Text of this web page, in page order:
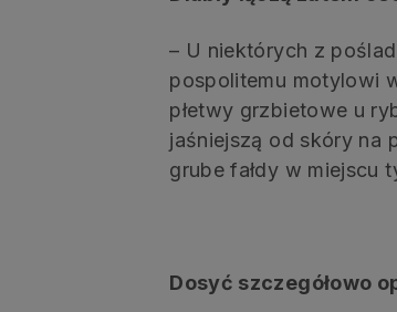
– U niektórych z
pospolitemu motylowi
płetwy grzbietowe u
jaśniejszą od skóry na
grube fałdy w miejscu
Dosyć szczegółowo